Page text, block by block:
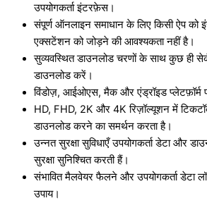
उपयोगकर्ता इंटरफ़ेस।
संपूर्ण ऑनलाइन समाधान के लिए किसी ऐप को
एक्सटेंशन को जोड़ने की आवश्यकता नहीं है।
सुव्यवस्थित डाउनलोड चरणों के साथ कुछ ही
डाउनलोड करें।
विंडोज़, आईओएस, मैक और एंड्रॉइड
HD, FHD, 2K और 4K रिज़ॉल्यूशन में
डाउनलोड करने का समर्थन करता है।
उन्नत सुरक्षा सुविधाएँ उपयोगकर्ता डेटा और
सुरक्षा सुनिश्चित करती हैं।
संभावित मैलवेयर फैलने और उपयोगकर्ता डेटा
उपाय।